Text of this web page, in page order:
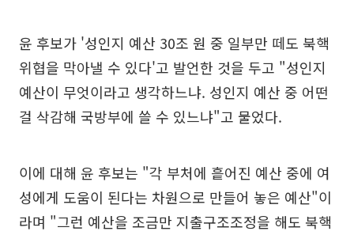
윤 후보가 '성인지 예산 30조 원 중 일부만 떼도 북핵
위협을 막아낼 수 있다'고 발언한 것을 두고 "성인지
예산이 무엇이라고 생각하느냐. 성인지 예산 중 어떤
걸 삭감해 국방부에 쓸 수 있느냐"고 물었다.
이에 대해 윤 후보는 "각 부처에 흩어진 예산 중에 여
성에게 도움이 된다는 차원으로 만들어 놓은 예산"이
라며 "그런 예산을 조금만 지출구조조정을 해도 북핵